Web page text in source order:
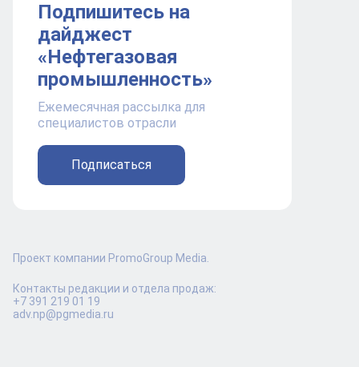
Подпишитесь на
дайджест
«Нефтегазовая
промышленность»
Ежемесячная рассылка для
специалистов отрасли
Подписаться
Проект компании PromoGroup Media.
Контакты редакции и отдела продаж:
+7 391 219 01 19
adv.np@pgmedia.ru